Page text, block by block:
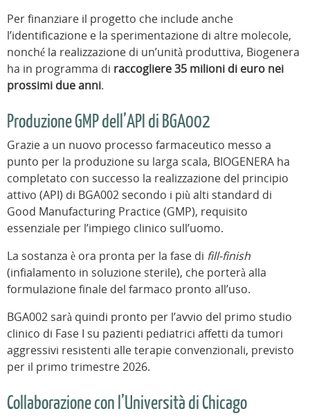
Per finanziare il progetto che include anche
l’identificazione e la sperimentazione di altre molecole,
nonché la realizzazione di un’unità produttiva, Biogenera
ha in programma di raccogliere 35 milioni di euro nei
prossimi due anni.
Produzione GMP dell’API di BGA002
Grazie a un nuovo processo farmaceutico messo a
punto per la produzione su larga scala, BIOGENERA ha
completato con successo la realizzazione del principio
attivo (API) di BGA002 secondo i più alti standard di
Good Manufacturing Practice (GMP), requisito
essenziale per l’impiego clinico sull’uomo.
La sostanza è ora pronta per la fase di fill-finish
(infialamento in soluzione sterile), che porterà alla
formulazione finale del farmaco pronto all’uso.
BGA002 sarà quindi pronto per l’avvio del primo studio
clinico di Fase I su pazienti pediatrici affetti da tumori
aggressivi resistenti alle terapie convenzionali, previsto
per il primo trimestre 2026.
Collaborazione con l’Università di Chicago